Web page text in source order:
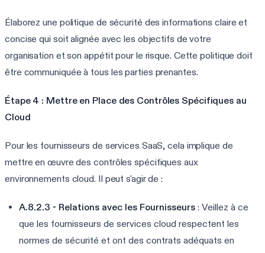
Élaborez une politique de sécurité des informations claire et
concise qui soit alignée avec les objectifs de votre
organisation et son appétit pour le risque. Cette politique doit
être communiquée à tous les parties prenantes.
Étape 4 : Mettre en Place des Contrôles Spécifiques au
Cloud
Pour les fournisseurs de services SaaS, cela implique de
mettre en œuvre des contrôles spécifiques aux
environnements cloud. Il peut s'agir de :
A.8.2.3 - Relations avec les Fournisseurs : Veillez à ce
que les fournisseurs de services cloud respectent les
normes de sécurité et ont des contrats adéquats en